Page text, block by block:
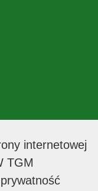
internetowej
TGM